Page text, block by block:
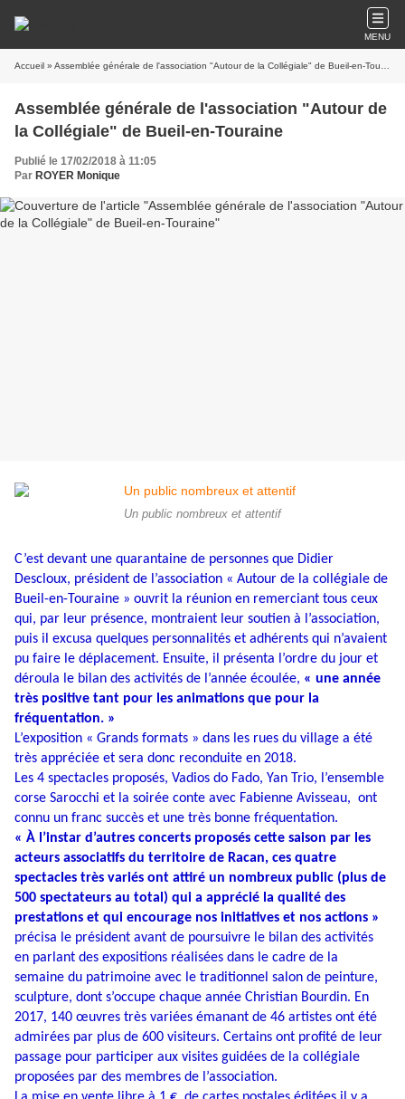
MENU
Accueil » Assemblée générale de l'association "Autour de la Collégiale" de Bueil-en-Touraine
Assemblée générale de l'association "Autour de
la Collégiale" de Bueil-en-Touraine
Publié le 17/02/2018 à 11:05
Par ROYER Monique
Un public nombreux et attentif
C’est devant une quarantaine de personnes que Didier
Descloux, président de l’association « Autour de la collégiale de
Bueil-en-Touraine » ouvrit la réunion en remerciant tous ceux
qui, par leur présence, montraient leur soutien à l’association,
puis il excusa quelques personnalités et adhérents qui n’avaient
pu faire le déplacement. Ensuite, il présenta l’ordre du jour et
déroula le bilan des activités de l’année écoulée, « une année
très positive tant pour les animations que pour la
fréquentation. »
L’exposition « Grands formats » dans les rues du village a été
très appréciée et sera donc reconduite en 2018.
Les 4 spectacles proposés, Vadios do Fado, Yan Trio, l’ensemble
corse Sarocchi et la soirée conte avec Fabienne Avisseau, ont
connu un franc succès et une très bonne fréquentation.
« À l’instar d’autres concerts proposés cette saison par les
acteurs associatifs du territoire de Racan, ces quatre
spectacles très variés ont attiré un nombreux public (plus de
500 spectateurs au total) qui a apprécié la qualité des
prestations et qui encourage nos initiatives et nos actions »
précisa le président avant de poursuivre le bilan des activités
en parlant des expositions réalisées dans le cadre de la
semaine du patrimoine avec le traditionnel salon de peinture,
sculpture, dont s’occupe chaque année Christian Bourdin. En
2017, 140 œuvres très variées émanant de 46 artistes ont été
admirées par plus de 600 visiteurs. Certains ont profité de leur
passage pour participer aux visites guidées de la collégiale
proposées par des membres de l’association.